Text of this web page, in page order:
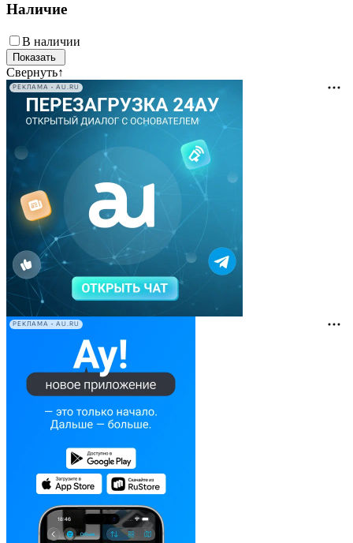
Наличие
В наличии
Свернуть↑
РЕКЛАМА • AU.RU
РЕКЛАМА • AU.RU